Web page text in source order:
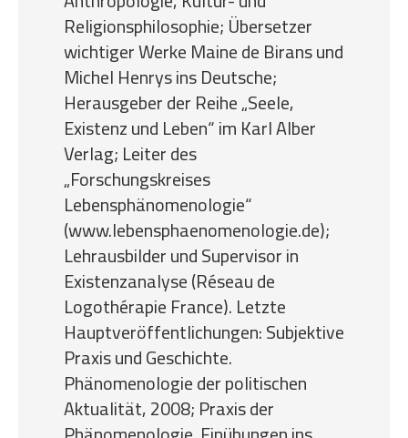
Religionsphilosophie; Übersetzer
wichtiger Werke Maine de Birans und
Michel Henrys ins Deutsche;
Herausgeber der Reihe „Seele,
Existenz und Leben“ im Karl Alber
Verlag; Leiter des
„Forschungskreises
Lebensphänomenologie“
(www.lebensphaenomenologie.de);
Lehrausbilder und Supervisor in
Existenzanalyse (Réseau de
Logothérapie France). Letzte
Hauptveröffentlichungen: Subjektive
Praxis und Geschichte.
Phänomenologie der politischen
Aktualität, 2008; Praxis der